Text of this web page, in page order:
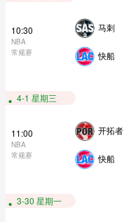
10:30
NBA
常规赛
马刺
快船
4-1 星期三
11:00
NBA
常规赛
开拓者
快船
3-30 星期一